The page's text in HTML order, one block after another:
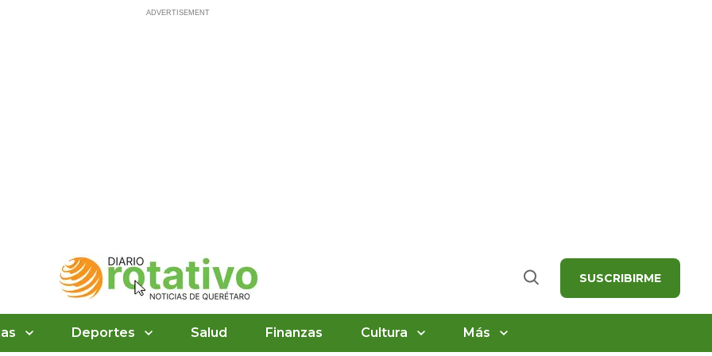
Buscar SUSCRIBIRME
Deportes Salud Finanzas Cultura Más